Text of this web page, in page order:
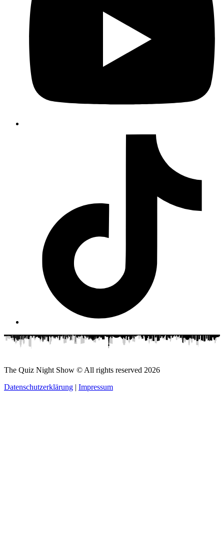
The Quiz Night Show © All rights reserved 2026
Datenschutzerklärung | Impressum